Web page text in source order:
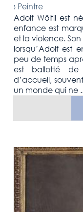
› Peintre
Adolf Wölfli est
enfance est
et la violence.
lorsqu’Adolf est
peu de temps
est ballotté de
d’accueil,
un monde qui ne